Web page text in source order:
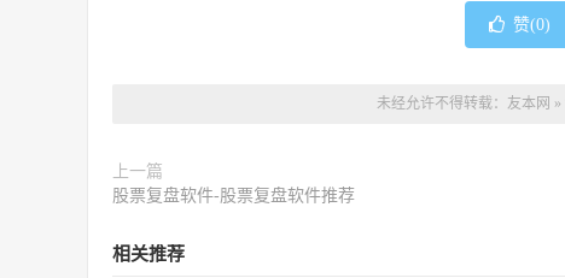
赞(0)
未经允许不得转载： 友本网 »
上一篇
股票复盘软件-股票复盘软件推荐
相关推荐